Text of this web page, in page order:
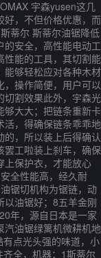
宇森yusen这几
好，不但价格优惠，而
蒂尔 斯蒂尔油锯降低
的安全，高性能电动工
性能的工具，其切割能
能够轻松应对各种木材
操作简便，用户可以
切割效果此外，宇森光
够大大；把链条重新卡
活，得确保链条乖乖地
，所以装上后得确认
罢工啦装上刹车，确保
上保护衣，才能放心
全性能高，经久耐
锯切机构为锯链，动
以油锯好；8五羊金刚
年，源自日本是一家
汽油锯绿篱机微耕机地
点光头强的味道，小
全，机器；1斯蒂尔